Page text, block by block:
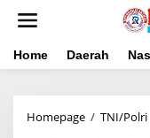
Home Daerah
Homepage / TNI/Polri